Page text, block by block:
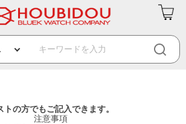
トの方でもご記入できます。
注意事項